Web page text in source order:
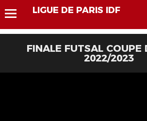
LIGUE DE PARIS IDF
FINALE FUTSAL COUPE
2022/2023